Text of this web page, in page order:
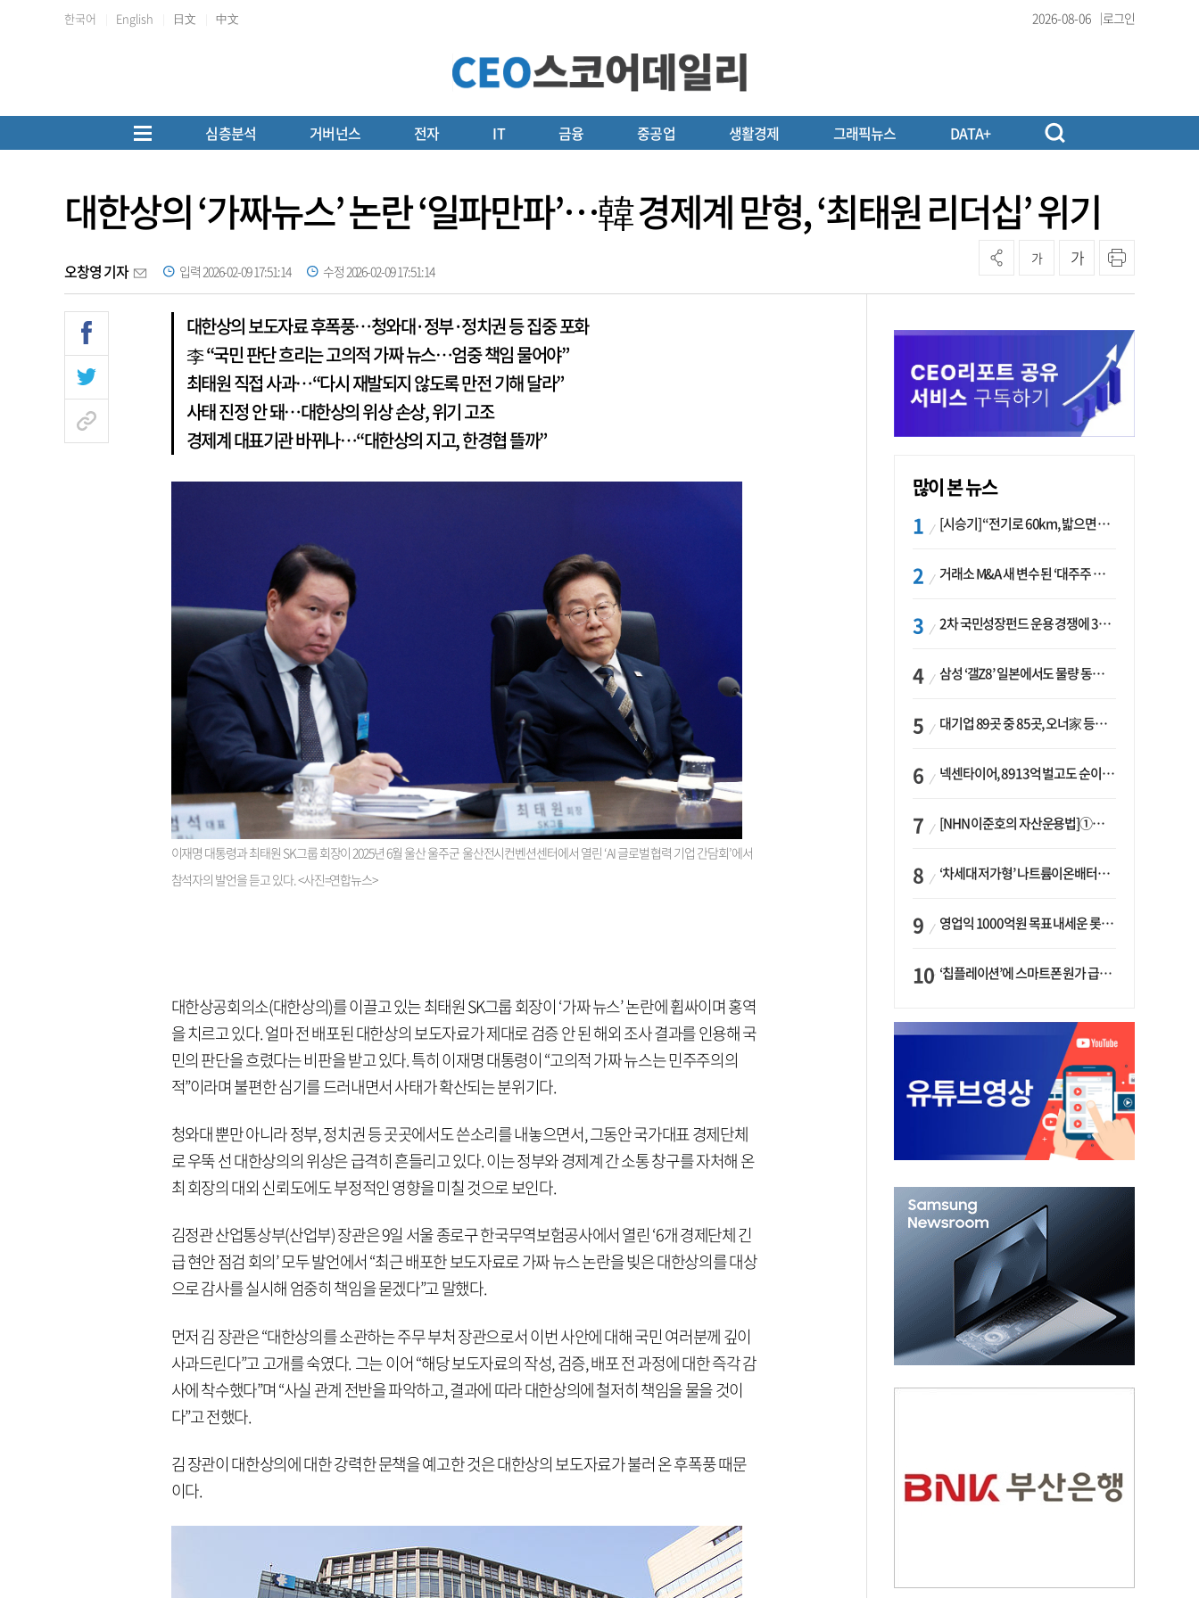
한국어 English 日文 中文 2026-08-06 로그인
심층분석 거버넌스 전자 IT 금융 중공업 생활경제 그래픽뉴스 DATA+
대한상의 ‘가짜뉴스’ 논란 ‘일파만파’…韓 경제계 맏형, ‘최태원 리더십’ 위기
오창영 기자 입력 2026-02-09 17:51:14 수정 2026-02-09 17:51:14
가 가
대한상의 보도자료 후폭풍…청와대·정부·정치권 등 집중 포화
李 “국민 판단 흐리는 고의적 가짜 뉴스…엄중 책임 물어야”
최태원 직접 사과…“다시 재발되지 않도록 만전 기해 달라”
사태 진정 안 돼…대한상의 위상 손상, 위기 고조
경제계 대표기관 바뀌나…“대한상의 지고, 한경협 뜰까”
이재명 대통령과 최태원 SK그룹 회장이 2025년 6월 울산 울주군 울산전시컨벤션센터에서 열린 ‘AI 글로벌 협력 기업 간담회’에서
참석자의 발언을 듣고 있다. <사진=연합뉴스>
대한상공회의소(대한상의)를 이끌고 있는 최태원 SK그룹 회장이 ‘가짜 뉴스’ 논란에 휩싸이며 홍역
을 치르고 있다. 얼마 전 배포된 대한상의 보도자료가 제대로 검증 안 된 해외 조사 결과를 인용해 국
민의 판단을 흐렸다는 비판을 받고 있다. 특히 이재명 대통령이 “고의적 가짜 뉴스는 민주주의의
적”이라며 불편한 심기를 드러내면서 사태가 확산되는 분위기다.
청와대 뿐만 아니라 정부, 정치권 등 곳곳에서도 쓴소리를 내놓으면서, 그동안 국가대표 경제단체
로 우뚝 선 대한상의의 위상은 급격히 흔들리고 있다. 이는 정부와 경제계 간 소통 창구를 자처해 온
최 회장의 대외 신뢰도에도 부정적인 영향을 미칠 것으로 보인다.
김정관 산업통상부(산업부) 장관은 9일 서울 종로구 한국무역보험공사에서 열린 ‘6개 경제단체 긴
급 현안 점검 회의’ 모두 발언에서 “최근 배포한 보도자료로 가짜 뉴스 논란을 빚은 대한상의를 대상
으로 감사를 실시해 엄중히 책임을 묻겠다”고 말했다.
먼저 김 장관은 “대한상의를 소관하는 주무 부처 장관으로서 이번 사안에 대해 국민 여러분께 깊이
사과드린다”고 고개를 숙였다. 그는 이어 “해당 보도자료의 작성, 검증, 배포 전 과정에 대한 즉각 감
사에 착수했다”며 “사실 관계 전반을 파악하고, 결과에 따라 대한상의에 철저히 책임을 물을 것이
다”고 전했다.
김 장관이 대한상의에 대한 강력한 문책을 예고한 것은 대한상의 보도자료가 불러 온 후폭풍 때문
이다.
많이 본 뉴스
[시승기] “전기로 60km, 밟으면 462마력”…볼보 XC60 T8의 두 얼굴
거래소 M&A 새 변수 된 ‘대주주 심사’…네이버·두나무 결합도 영향권
2차 국민성장펀드 운용 경쟁에 33개사 몰렸다…신한·하나 등 새 얼굴 대거 합류
삼성 ‘갤Z8’ 일본에서도 물량 동났다…애플 참전 앞두고 선두 수성 ‘시험대’
대기업 89곳 중 85곳, 오너家 등기임원 겸직…BS 46곳·SM 45곳 ‘족벌경영’ 고착화
넥센타이어, 8913억 벌고도 순이익 2억…유럽 세부담에 이익 증발
[NHN 이준호의 자산운용법]①이니시오·JLC ‘부동산’-JLC파트너스 ‘투자’…“부동산 담보대출로 투자재원 확보”
‘차세대 저가형’ 나트륨이온배터리 시대 오나…LG화학·에코프로, 상용화 속도낸다
영업익 1000억원 목표 내세운 롯데마트…하반기 ‘오카도’ 시험대
‘칩플레이션’에 스마트폰 원가 급등…삼성전자, ‘엑시노스’ 채택 확대하나